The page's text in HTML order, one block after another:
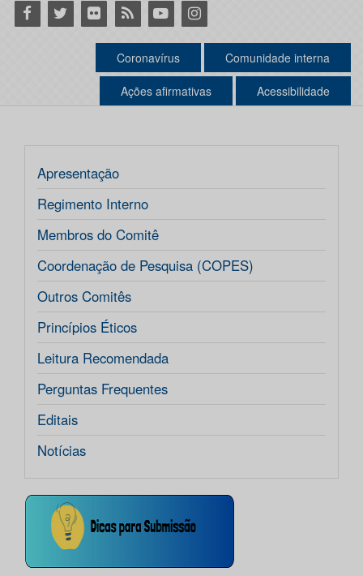
Facebook
Twitter Flickr RSS YoutubeInstagram
Coronavírus Comunidade interna
Ações afirmativas Acessibilidade
Apresentação
Regimento Interno
Membros do Comitê
Coordenação de Pesquisa (COPES)
Outros Comitês
Princípios Éticos
Leitura Recomendada
Perguntas Frequentes
Editais
Notícias